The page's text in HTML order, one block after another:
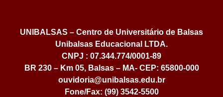
UNIBALSAS – Centro de Universitário de Balsas
Unibalsas Educacional LTDA.
CNPJ : 07.344.774/0001-89
BR 230 – Km 05, Balsas – MA- CEP: 65800-000
ouvidoria@unibalsas.edu.br
Fone/Fax: (99) 3542-5500